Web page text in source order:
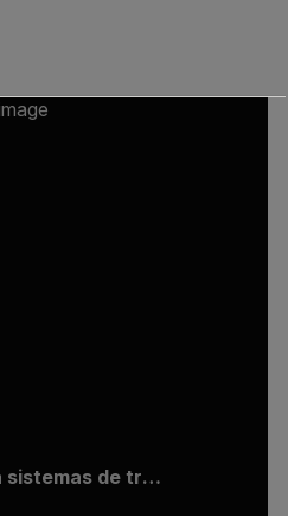
transporte inteligentes